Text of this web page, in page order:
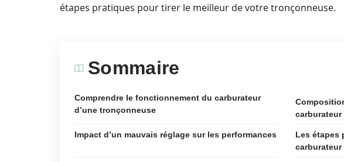
étapes pratiques pour tirer le meilleur de votre tronçonneuse.
Sommaire
Comprendre le fonctionnement du carburateur
d’une tronçonneuse
carburateur
Impact d’un mauvais réglage sur les performances
Les étapes
carburateur